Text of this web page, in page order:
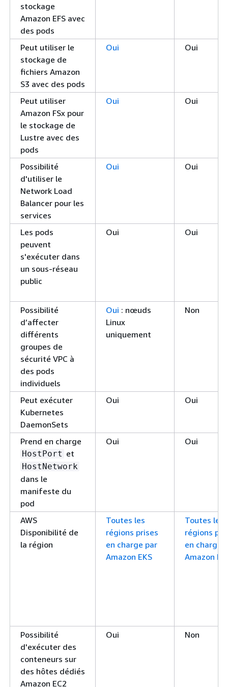
stockage
Amazon EFS avec
des pods
Peut utiliser le
stockage de
fichiers Amazon
S3 avec des pods
Oui Oui
Peut utiliser
Amazon FSx pour
le stockage de
Lustre avec des
pods
Oui Oui
Possibilité
d'utiliser le
Network Load
Balancer pour les
services
Oui Oui
Les pods
peuvent
s'exécuter dans
un sous-réseau
public
Oui Oui
Possibilité
d’affecter
différents
groupes de
sécurité VPC à
des pods
individuels
Oui : nœuds
Linux
uniquement
Non
Peut exécuter
Kubernetes
DaemonSets
Oui Oui
Prend en charge
HostPort et
HostNetwork
dans le
manifeste du
pod
Oui Oui
AWS
Disponibilité de
la région
Toutes les
régions prises
en charge par
Amazon EKS
Toutes les
régions
en charge
Amazon
Possibilité
d'exécuter des
conteneurs sur
des hôtes dédiés
Amazon EC2
Oui Non